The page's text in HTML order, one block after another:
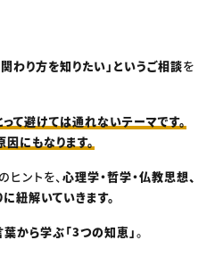
わり方を知りたい」というご相談を
て避けては通れないテーマです。
にもなります。
ヒントを、心理学・哲学・仏教思想、
紐解いていきます。
から学ぶ「3つの知恵」。